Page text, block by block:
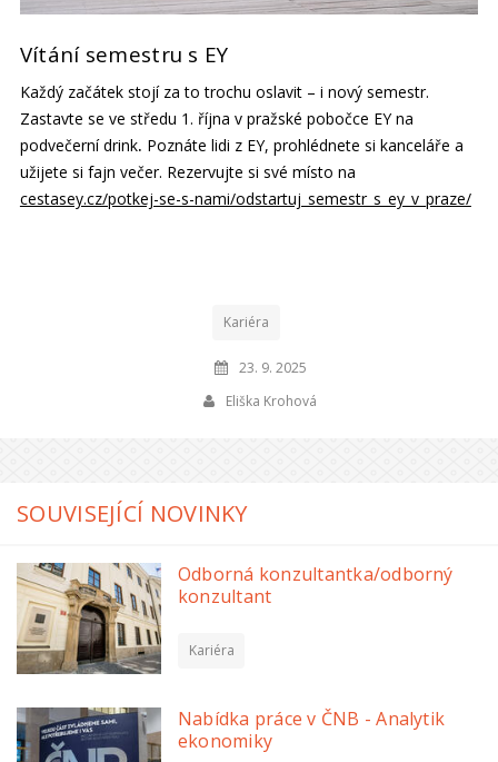
Vítání semestru s EY
Každý začátek stojí za to trochu oslavit – i nový semestr.
Zastavte se ve středu 1. října v pražské pobočce EY na
podvečerní drink. Poznáte lidi z EY, prohlédnete si kanceláře a
užijete si fajn večer. Rezervujte si své místo na
cestasey.cz/potkej-se-s-nami/odstartuj_semestr_s_ey_v_praze/
Kariéra
23. 9. 2025
Eliška Krohová
SOUVISEJÍCÍ NOVINKY
Odborná konzultantka/odborný
konzultant
Kariéra
Nabídka práce v ČNB - Analytik
ekonomiky